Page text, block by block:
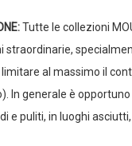
:Tutte le collezioni
straordinarie,
al massimo il
In generale è
e puliti, in luoghi